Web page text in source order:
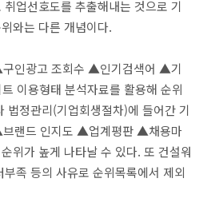
업선호도를 추출해내는 것으로 기
와는 다른 개념이다.
인광고 조회수 ▲인기검색어 ▲기
이용형태 분석자료를 활용해 순위
법정관리(기업회생절차)에 들어간 기
랜드 인지도 ▲업계평판 ▲채용마
위가 높게 나타날 수 있다. 또 건설워
족 등의 사유로 순위목록에서 제외